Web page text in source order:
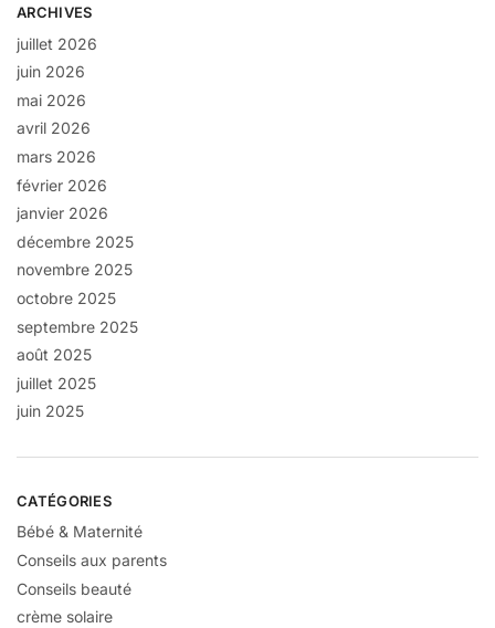
ARCHIVES
juillet 2026
juin 2026
mai 2026
avril 2026
mars 2026
février 2026
janvier 2026
décembre 2025
novembre 2025
octobre 2025
septembre 2025
août 2025
juillet 2025
juin 2025
CATÉGORIES
Bébé & Maternité
Conseils aux parents
Conseils beauté
crème solaire